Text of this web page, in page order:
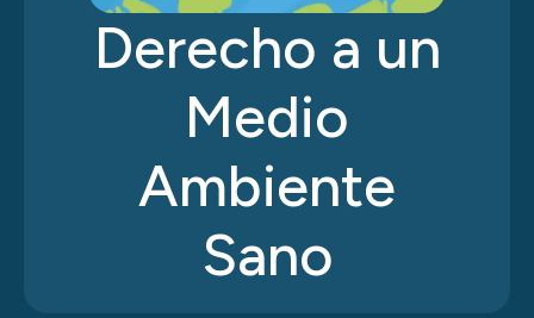
Derecho a un
Medio
Ambiente
Sano